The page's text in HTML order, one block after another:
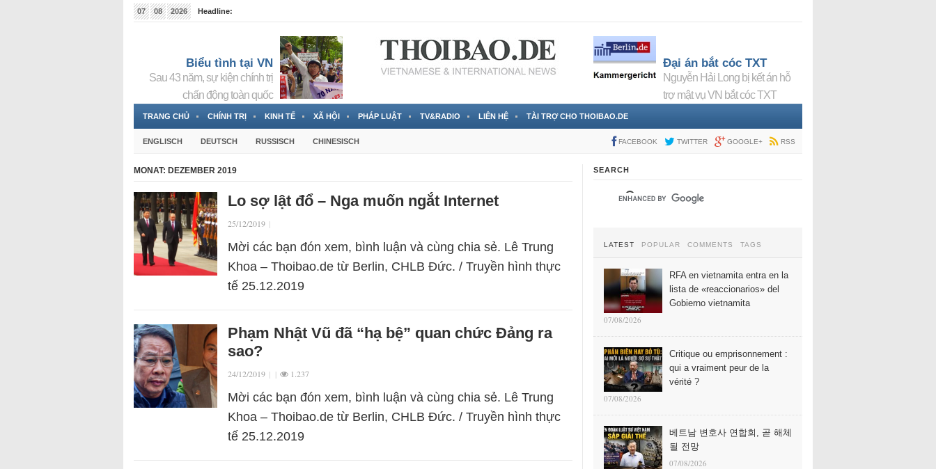
07 08 2026
Headline:
Biểu tình tại VN
Sau 43 năm, sự kiện chính trị
chấn động toàn quốc
Đại án bắt cóc TXT
Nguyễn Hải Long bị kết án hỗ
trợ mật vụ VN bắt cóc TXT
TRANG CHỦ CHÍNH TRỊ KINH TẾ XÃ HỘI PHÁP LUẬT TV&RADIO LIÊN HỆ TÀI TRỢ CHO THOIBAO.DE
ENGLISCH DEUTSCH RUSSISCH CHINESISCH FACEBOOK TWITTER GOOGLE+ RSS
MONAT: DEZEMBER 2019
Lo sợ lật đổ – Nga muốn ngắt Internet
25/12/2019 |
Mời các bạn đón xem, bình luận và cùng chia sẻ. Lê Trung
Khoa – Thoibao.de từ Berlin, CHLB Đức. / Truyền hình thực
tế 25.12.2019
Phạm Nhật Vũ đã “hạ bệ” quan chức Đảng ra
sao?
24/12/2019 | | 1.237
Mời các bạn đón xem, bình luận và cùng chia sẻ. Lê Trung
Khoa – Thoibao.de từ Berlin, CHLB Đức. / Truyền hình thực
tế 25.12.2019
SEARCH
LATEST POPULAR COMMENTS TAGS
RFA en vietnamita entra en la
lista de «reaccionarios» del
Gobierno vietnamita
07/08/2026
Critique ou emprisonnement :
qui a vraiment peur de la
vérité ?
07/08/2026
베트남 변호사 연합회, 곧 해체
될 전망
07/08/2026